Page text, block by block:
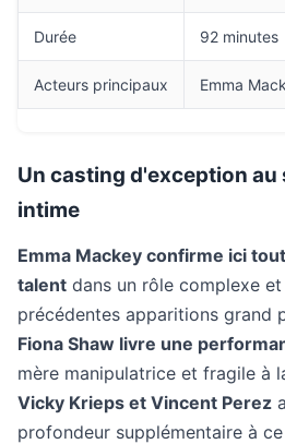
Durée 92 minutes
Acteurs principaux Emma
Un casting d'exception
intime
Emma Mackey confirme ici
talent dans un rôle complexe
précédentes apparitions grand
Fiona Shaw livre une
mère manipulatrice et fragile à
Vicky Krieps et Vincent Perez
profondeur supplémentaire à